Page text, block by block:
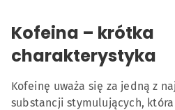
Kofeina – krótka
charakterystyka
Kofeinę uważa się za jedną z
substancji stymulujących,